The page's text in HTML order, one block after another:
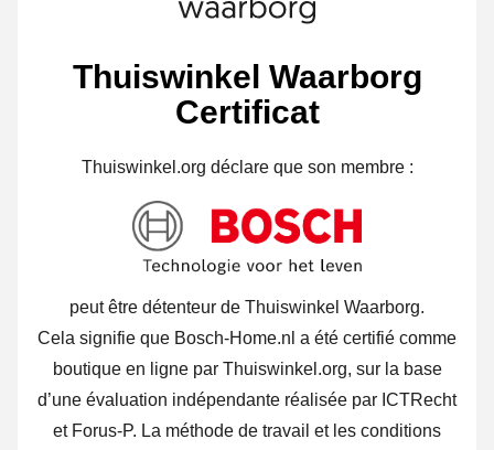
Thuiswinkel Waarborg
Certificat
Thuiswinkel.org déclare que son membre :
peut être détenteur de Thuiswinkel Waarborg.
Cela signifie que Bosch-Home.nl a été certifié comme
boutique en ligne par Thuiswinkel.org, sur la base
d’une évaluation indépendante réalisée par ICTRecht
et Forus-P. La méthode de travail et les conditions